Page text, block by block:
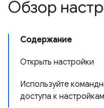
Обзор
Содержание
Открыть настройки
Используйте
доступа к настройкам